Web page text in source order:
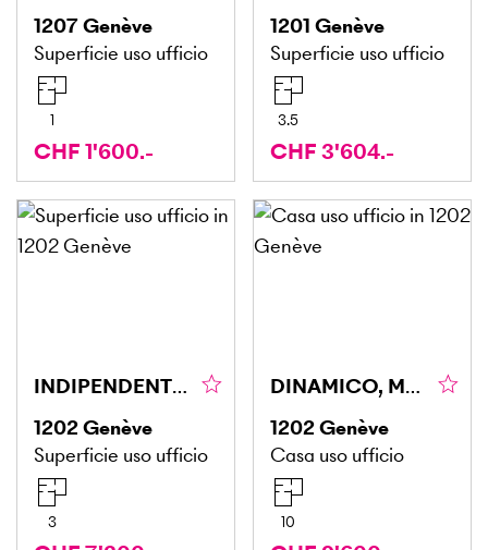
1207Genève
Superficie uso ufficio
1
CHF 1'600.-
1201 Genève
Superficie uso ufficio
3.5
CHF 3'604.-
INDIPENDENTE, TRANQUILLO & CENTRALE
1202Genève
Superficie uso ufficio
3
DINAMICO, MODERNO & IN POSIZIONE CENTRALE
1202Genève
Casa uso ufficio
10